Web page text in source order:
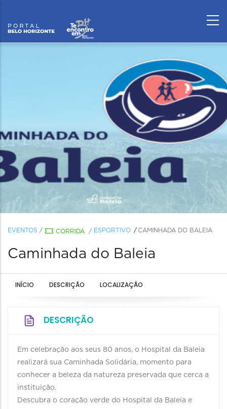
EVENTOS / CORRIDA / ESPORTIVO CAMINHADA DO BALEIA
Caminhada do Baleia
INÍCIO DESCRIÇÃO LOCALIZAÇÃO
DESCRIÇÃO
Em celebração aos seus 80 anos, o Hospital da Baleia
realizará sua Caminhada Solidária, momento para
conhecer a beleza da natureza preservada que cerca a
instituição.
Descubra o coração verde do Hospital da Baleia e